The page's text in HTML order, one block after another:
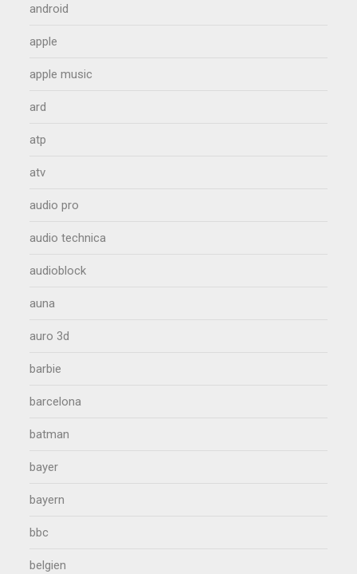
android
apple
apple music
ard
atp
atv
audio pro
audio technica
audioblock
auna
auro 3d
barbie
barcelona
batman
bayer
bayern
bbc
belgien